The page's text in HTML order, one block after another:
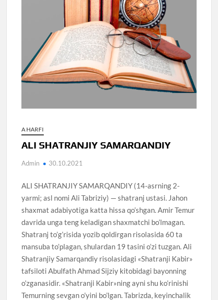
A HARFI
ALI SHATRANJIY SAMARQANDIY
Admin 30.10.2021
ALI SHATRANJIY SAMARQANDIY (14-asrning 2-
yarmi; asl nomi Ali Tabriziy) — shatranj ustasi. Jahon
shaxmat adabiyotiga katta hissa qo’shgan. Amir Temur
davrida unga teng keladigan shaxmatchi bo’lmagan.
Shatranj to’g’risida yozib qoldirgan risolasida 60 ta
mansuba to’plagan, shulardan 19 tasini o’zi tuzgan. Ali
Shatranjiy Samarqandiy risolasidagi «Shatranji Kabir»
tafsiloti Abulfath Ahmad Sijziy kitobidagi bayonning
o’zganasidir. «Shatranji Kabir»ning ayni shu ko’rinishi
Temurning sevgan o’yini bo’lgan. Tabrizda, keyinchalik